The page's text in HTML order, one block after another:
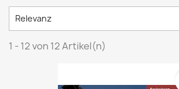
Relevanz
1 - 12 von 12 Artikel(n)